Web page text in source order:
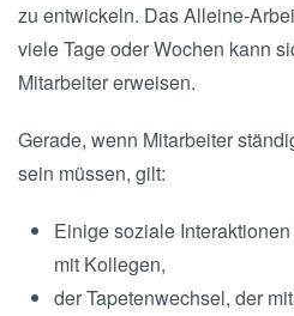
zu entwickeln. Das Alleine-
viele Tage oder Wochen kann
Mitarbeiter erweisen.
Gerade, wenn Mitarbeiter
sein müssen, gilt:
Einige soziale
mit Kollegen,
der Tapetenwechsel, der